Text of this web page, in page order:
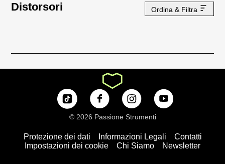
Distorsori Ordina & Filtra
Protezione dei dati Informazioni Legali
Contatti
Impostazioni dei cookie
Chi Siamo Newsletter
© 2026 Passione Strumenti